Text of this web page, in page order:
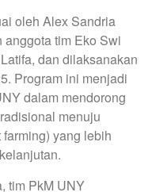
oleh Alex Sandria
tim Eko Swi
dan dilaksanakan
Program ini menjadi
dalam mendorong
menuju
yang lebih
tim PkM UNY